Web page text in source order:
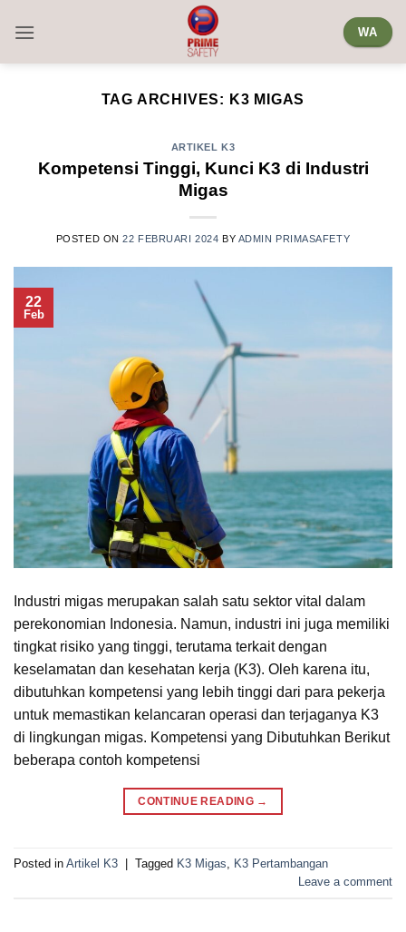
WA
TAG ARCHIVES: K3 MIGAS
ARTIKEL K3
Kompetensi Tinggi, Kunci K3 di Industri
Migas
POSTED ON22 FEBRUARI 2024 BY ADMIN PRIMASAFETY
22
Feb
Industri migas merupakan salah satu sektor vital dalam
perekonomian Indonesia. Namun, industri ini juga memiliki
tingkat risiko yang tinggi, terutama terkait dengan
keselamatan dan kesehatan kerja (K3). Oleh karena itu,
dibutuhkan kompetensi yang lebih tinggi dari para pekerja
untuk memastikan kelancaran operasi dan terjaganya K3
di lingkungan migas. Kompetensi yang Dibutuhkan Berikut
beberapa contoh kompetensi
CONTINUE READING →
Posted in Artikel K3 | Tagged K3 Migas
K3 Pertambangan
Leave a comment